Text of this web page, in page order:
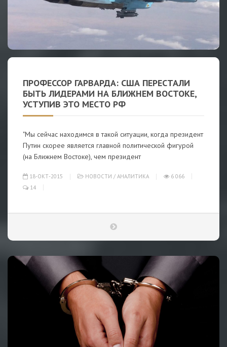
ПРОФЕССОР ГАРВАРДА: США ПЕРЕСТАЛИ
БЫТЬ ЛИДЕРАМИ НА БЛИЖНЕМ ВОСТОКЕ,
УСТУПИВ ЭТО МЕСТО РФ
"Мы сейчас находимся в такой ситуации, когда президент
Путин скорее является главной политической фигурой
(на Ближнем Востоке), чем президент
18-ОКТ-2015 НОВОСТИ / АНАЛИТИКА
6 066
14